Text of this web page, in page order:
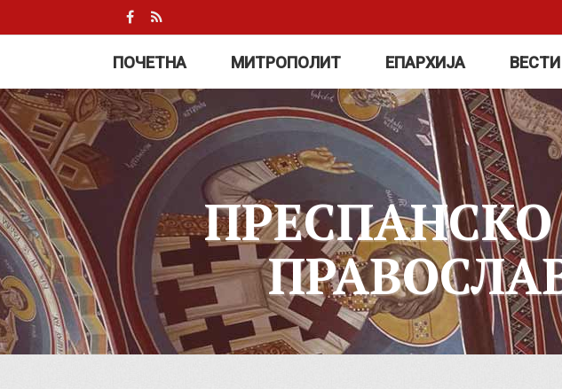
ПОЧЕТНА МИТРОПОЛИТ ЕПАРХИЈА ВЕСТИ